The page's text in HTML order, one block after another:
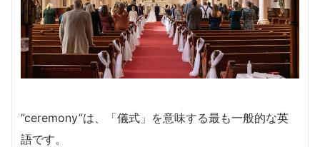
”ceremony”は、「儀式」を意味する最も一般的な英
語です。